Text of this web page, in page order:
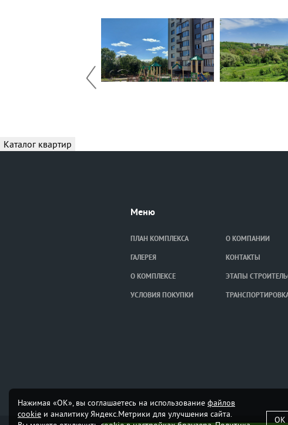
Меню
ПЛАН КОМПЛЕКСА
ГАЛЕРЕЯ
О КОМПЛЕКСЕ
УСЛОВИЯ ПОКУПКИ
О КОМПАНИИ
КОНТАКТЫ
ЭТАПЫ
Нажимая «ОК», вы соглашаетесь на использование файлов
cookie и аналитику Яндекс.Метрики для улучшения сайта.
OK
Каталог квартир